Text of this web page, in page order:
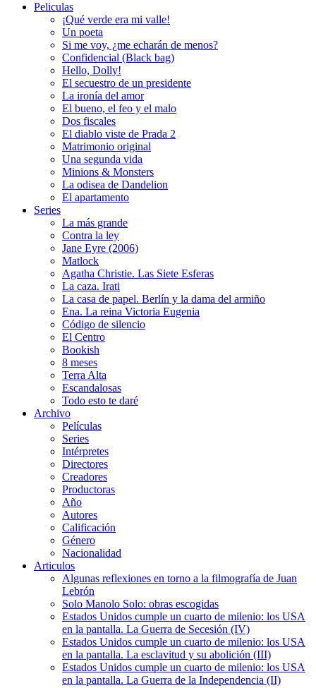
Peliculas
¡Qué verde era mi valle!
Un poeta
Si me voy, ¿me echarán de menos?
Confidencial (Black bag)
Hello, Dolly!
El secuestro de un presidente
La ironía del amor
El bueno, el feo y el malo
Dos fiscales
El diablo viste de Prada 2
Matrimonio original
Una segunda vida
Minions & Monsters
La odisea de Dandelion
El apartamento
Series
La más grande
Contra la ley
Jane Eyre (2006)
Matlock
Agatha Christie. Las Siete Esferas
La caza. Irati
La casa de papel. Berlín y la dama del armiño
Ena. La reina Victoria Eugenia
Código de silencio
El Centro
Bookish
8 meses
Terra Alta
Escandalosas
Todo esto te daré
Archivo
Películas
Series
Intérpretes
Directores
Creadores
Productoras
Año
Autores
Calificación
Género
Nacionalidad
Articulos
Algunas reflexiones en torno a la filmografía de Juan
Lebrón
Solo Manolo Solo: obras escogidas
Estados Unidos cumple un cuarto de milenio: los USA
en la pantalla. La Guerra de Secesión (IV)
Estados Unidos cumple un cuarto de milenio: los USA
en la pantalla. La esclavitud y su abolición (III)
Estados Unidos cumple un cuarto de milenio: los USA
en la pantalla. La Guerra de la Independencia (II)